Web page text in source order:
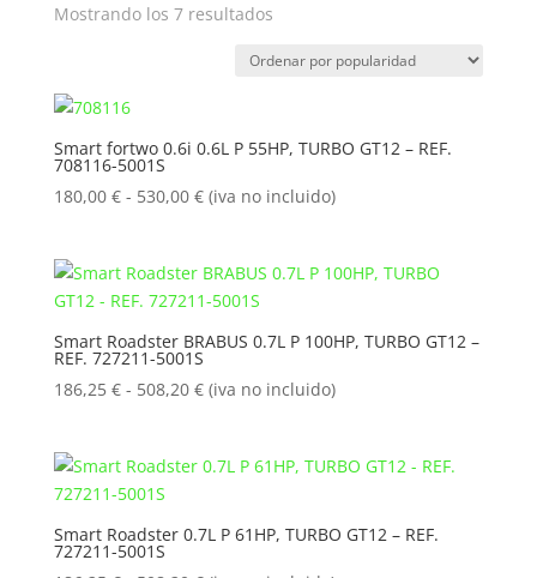
Mostrando los 7 resultadosOrdenado
popularidad
Smart fortwo 0.6i 0.6L P 55HP, TURBO GT12 – REF.
708116-5001S
180,00 € - 530,00 €Rango
desde
180,00 €
hasta
530,00 €
(iva no incluido)
Smart Roadster BRABUS 0.7L P 100HP, TURBO GT12 –
REF. 727211-5001S
186,25 € - 508,20 €Rango
desde
hasta
(iva no incluido)
Smart Roadster 0.7L P 61HP, TURBO GT12 – REF.
727211-5001S